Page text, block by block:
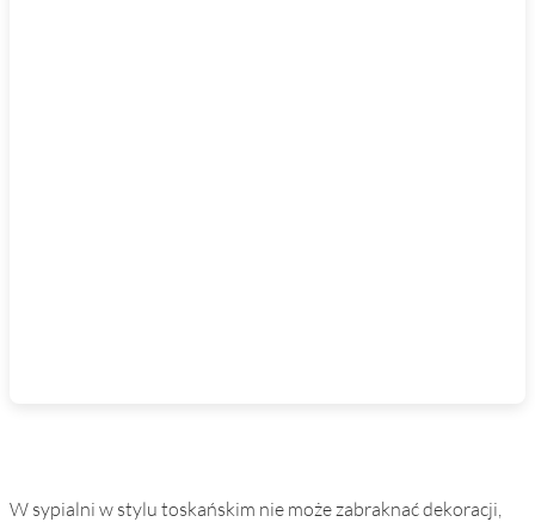
W sypialni w stylu toskańskim nie może zabraknać dekoracji,